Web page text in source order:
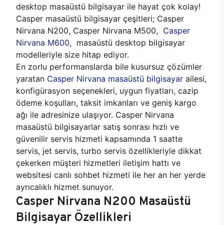
desktop masaüstü bilgisayar ile hayat çok kolay!
Casper masaüstü bilgisayar çeşitleri; Casper
Nirvana N200, Casper Nirvana M500, Casper
Nirvana M600, masaüstü desktop bilgisayar
modelleriyle size hitap ediyor.
En zorlu performanslarda bile kusursuz çözümler
yaratan Casper Nirvana masaüstü bilgisayar ailesi,
konfigürasyon seçenekleri, uygun fiyatları, cazip
ödeme koşulları, taksit imkanları ve geniş kargo
ağı ile adresinize ulaşıyor. Casper Nirvana
masaüstü bilgisayarlar satış sonrası hızlı ve
güvenilir servis hizmeti kapsamında 1 saatte
servis, jet servis, turbo servis özellikleriyle dikkat
çekerken müşteri hizmetleri iletişim hattı ve
websitesi canlı sohbet hizmeti ile her an her yerde
ayrıcalıklı hizmet sunuyor.
Casper Nirvana N200 Masaüstü
Bilgisayar Özellikleri